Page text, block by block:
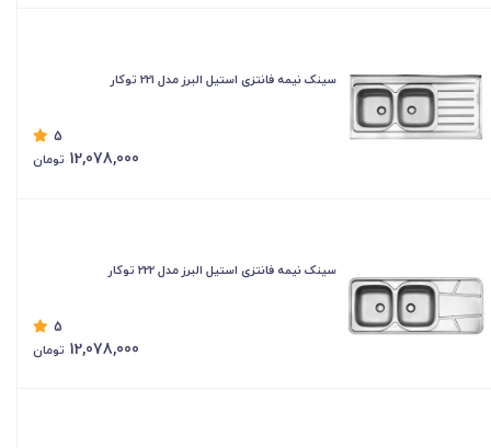
سینک نیمه فانتزی استیل البرز مدل 221 توکار
5
12,078,000 تومان
سینک نیمه فانتزی استیل البرز مدل 222 توکار
5
12,078,000 تومان